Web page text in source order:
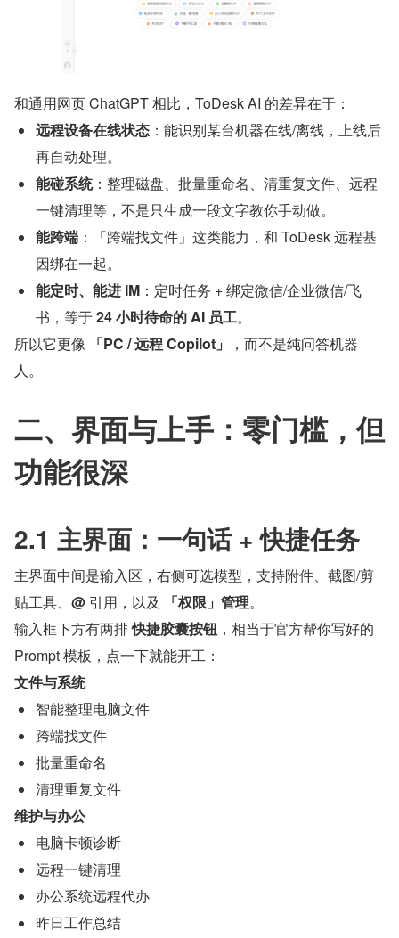
和通用网页 ChatGPT 相比，ToDesk AI 的差异在于：
远程设备在线状态 ：能识别某台机器在线/离线，上线后
再自动处理。
能碰系统：整理磁盘、批量重命名、清重复文件、远程
一键清理等，不是只生成一段文字教你手动做。
能跨端 ：「跨端找文件」这类能力，和 ToDesk 远程基
因绑在一起。
能定时、能进 IM ：定时任务 + 绑定微信/企业微信/飞
书，等于 24 小时待命的 AI 员工。
所以它更像
「PC / 远程 Copilot」
，而不是纯问答机器
人。
二、界面与上手：零门槛，但
功能很深
2.1 主界面：一句话 + 快捷任务
主界面中间是输入区，右侧可选模型，支持附件、截图/剪
贴工具、 @ 引用，以及 「权限」管理。
输入框下方有两排 快捷胶囊按钮 ，相当于官方帮你写好的
Prompt 模板，点一下就能开工：
文件与系统
智能整理电脑文件
跨端找文件
批量重命名
清理重复文件
维护与办公
电脑卡顿诊断
远程一键清理
办公系统远程代办
昨日工作总结